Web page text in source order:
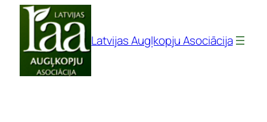
Pāriet
saturu
Latvijas Augļkopju Asociācija